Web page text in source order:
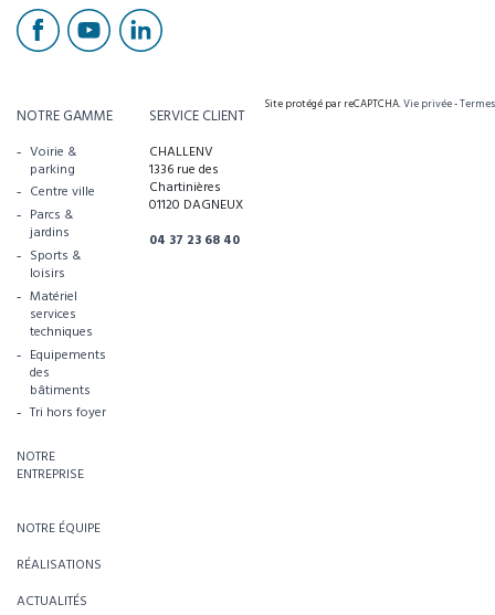
NOTRE GAMME
Voirie &
parking
Centre ville
Parcs &
jardins
Sports &
loisirs
Matériel
services
techniques
Equipements
des
bâtiments
Tri hors foyer
NOTRE
ENTREPRISE
NOTRE ÉQUIPE
RÉALISATIONS
ACTUALITÉS
SERVICE CLIENT
CHALLENV
1336 rue des
Chartinières
01120 DAGNEUX
04 37 23 68 40
Site protégé par reCAPTCHA.Vie privée-Termes